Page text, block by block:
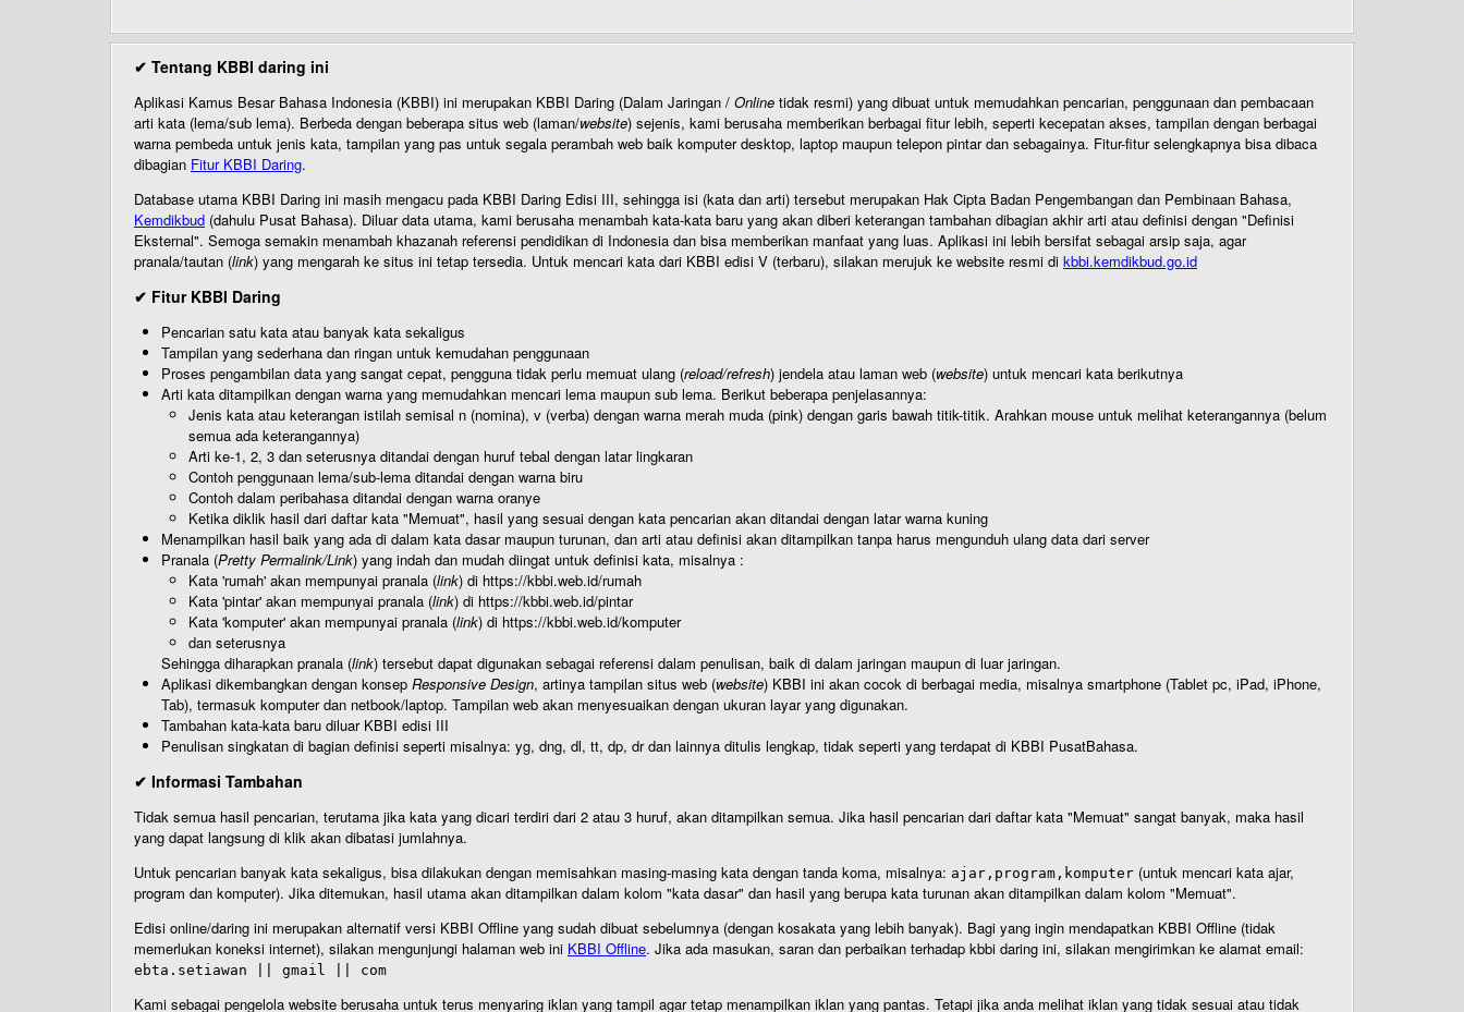
✔ Tentang KBBI daring ini
Aplikasi Kamus Besar Bahasa Indonesia (KBBI) ini merupakan KBBI Daring (Dalam Jaringan / Online tidak resmi) yang dibuat untuk memudahkan pencarian, penggunaan dan pembacaan
arti kata (lema/sub lema). Berbeda dengan beberapa situs web (laman/website) sejenis, kami berusaha memberikan berbagai fitur lebih, seperti kecepatan akses, tampilan dengan berbagai
warna pembeda untuk jenis kata, tampilan yang pas untuk segala perambah web baik komputer desktop, laptop maupun telepon pintar dan sebagainya. Fitur-fitur selengkapnya bisa dibaca
dibagian Fitur KBBI Daring.
Database utama KBBI Daring ini masih mengacu pada KBBI Daring Edisi III, sehingga isi (kata dan arti) tersebut merupakan Hak Cipta Badan Pengembangan dan Pembinaan Bahasa,
Kemdikbud (dahulu Pusat Bahasa). Diluar data utama, kami berusaha menambah kata-kata baru yang akan diberi keterangan tambahan dibagian akhir arti atau definisi dengan "Definisi
Eksternal". Semoga semakin menambah khazanah referensi pendidikan di Indonesia dan bisa memberikan manfaat yang luas. Aplikasi ini lebih bersifat sebagai arsip saja, agar
pranala/tautan (link) yang mengarah ke situs ini tetap tersedia. Untuk mencari kata dari KBBI edisi V (terbaru), silakan merujuk ke website resmi di kbbi.kemdikbud.go.id
✔ Fitur KBBI Daring
Pencarian satu kata atau banyak kata sekaligus
Tampilan yang sederhana dan ringan untuk kemudahan penggunaan
Proses pengambilan data yang sangat cepat, pengguna tidak perlu memuat ulang (reload/refresh) jendela atau laman web (website) untuk mencari kata berikutnya
Arti kata ditampilkan dengan warna yang memudahkan mencari lema maupun sub lema. Berikut beberapa penjelasannya:
Jenis kata atau keterangan istilah semisal n (nomina), v (verba) dengan warna merah muda (pink) dengan garis bawah titik-titik. Arahkan mouse untuk melihat keterangannya (belum
semua ada keterangannya)
Arti ke-1, 2, 3 dan seterusnya ditandai dengan huruf tebal dengan latar lingkaran
Contoh penggunaan lema/sub-lema ditandai dengan warna biru
Contoh dalam peribahasa ditandai dengan warna oranye
Ketika diklik hasil dari daftar kata "Memuat", hasil yang sesuai dengan kata pencarian akan ditandai dengan latar warna kuning
Menampilkan hasil baik yang ada di dalam kata dasar maupun turunan, dan arti atau definisi akan ditampilkan tanpa harus mengunduh ulang data dari server
Pranala (Pretty Permalink/Link) yang indah dan mudah diingat untuk definisi kata, misalnya :
Kata 'rumah' akan mempunyai pranala (link) di https://kbbi.web.id/rumah
Kata 'pintar' akan mempunyai pranala (link) di https://kbbi.web.id/pintar
Kata 'komputer' akan mempunyai pranala (link) di https://kbbi.web.id/komputer
dan seterusnya
Sehingga diharapkan pranala (link) tersebut dapat digunakan sebagai referensi dalam penulisan, baik di dalam jaringan maupun di luar jaringan.
Aplikasi dikembangkan dengan konsep Responsive Design, artinya tampilan situs web (website) KBBI ini akan cocok di berbagai media, misalnya smartphone (Tablet pc, iPad, iPhone,
Tab), termasuk komputer dan netbook/laptop. Tampilan web akan menyesuaikan dengan ukuran layar yang digunakan.
Tambahan kata-kata baru diluar KBBI edisi III
Penulisan singkatan di bagian definisi seperti misalnya: yg, dng, dl, tt, dp, dr dan lainnya ditulis lengkap, tidak seperti yang terdapat di KBBI PusatBahasa.
✔ Informasi Tambahan
Tidak semua hasil pencarian, terutama jika kata yang dicari terdiri dari 2 atau 3 huruf, akan ditampilkan semua. Jika hasil pencarian dari daftar kata "Memuat" sangat banyak, maka hasil
yang dapat langsung di klik akan dibatasi jumlahnya.
Untuk pencarian banyak kata sekaligus, bisa dilakukan dengan memisahkan masing-masing kata dengan tanda koma, misalnya: ajar,program,komputer (untuk mencari kata ajar,
program dan komputer). Jika ditemukan, hasil utama akan ditampilkan dalam kolom "kata dasar" dan hasil yang berupa kata turunan akan ditampilkan dalam kolom "Memuat".
Edisi online/daring ini merupakan alternatif versi KBBI Offline yang sudah dibuat sebelumnya (dengan kosakata yang lebih banyak). Bagi yang ingin mendapatkan KBBI Offline (tidak
memerlukan koneksi internet), silakan mengunjungi halaman web ini KBBI Offline. Jika ada masukan, saran dan perbaikan terhadap kbbi daring ini, silakan mengirimkan ke alamat email:
ebta.setiawan || gmail || com
Kami sebagai pengelola website berusaha untuk terus menyaring iklan yang tampil agar tetap menampilkan iklan yang pantas. Tetapi jika anda melihat iklan yang tidak sesuai atau tidak